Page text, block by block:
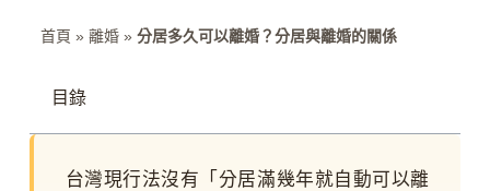
首頁 » 離婚» 分居多久可以離婚？分居與離婚的關係
目錄
台灣現行法沒有「分居滿幾年就自動可以離